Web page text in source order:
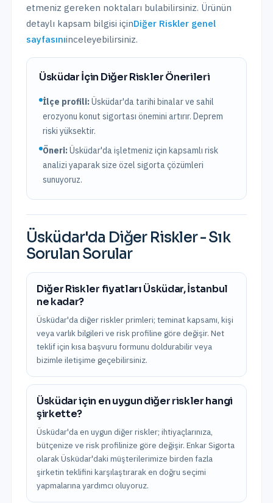
etmeniz gereken noktaları bulabilirsiniz. Ürünün
detaylı kapsam bilgisi içinDiğer Riskler genel
sayfasınıinceleyebilirsiniz.
Üsküdarİçin Diğer RisklerÖnerileri
İlçe profili:Üsküdar'da tarihi binalar ve sahil
erozyonu konut sigortası önemini artırır. Deprem
riski yüksektir.
Öneri:Üsküdar'da işletmeniz için kapsamlı risk
analizi yaparak size özel sigorta çözümleri
sunuyoruz.
Üsküdar'da Diğer Riskler- Sık
Sorulan Sorular
Diğer Riskler fiyatları Üsküdar, İstanbul
ne kadar?
Üsküdar'da diğer riskler primleri; teminat kapsamı, kişi
veya varlık bilgileri ve risk profiline göre değişir. Net
teklif için kısa başvuru formunu doldurabilir veya
bizimle iletişime geçebilirsiniz.
Üsküdar için en uygun diğer riskler hangi
şirkette?
Üsküdar'da en uygun diğer riskler; ihtiyaçlarınıza,
bütçenize ve risk profilinize göre değişir. Enkar Sigorta
olarak Üsküdar'daki müşterilerimize birden fazla
şirketin teklifini karşılaştırarak en doğru seçimi
yapmalarına yardımcı oluyoruz.